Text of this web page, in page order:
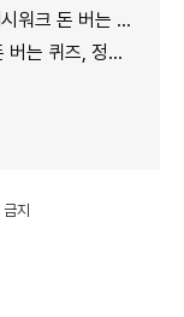
는 퀴즈, 정답은?
퀴즈, 정답은?
지